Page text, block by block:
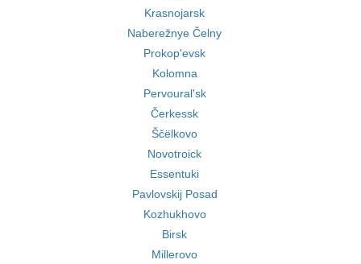
Krasnojarsk
Naberežnye Čelny
Prokop'evsk
Kolomna
Pervoural'sk
Čerkessk
Ščëlkovo
Novotroick
Essentuki
Pavlovskij Posad
Kozhukhovo
Birsk
Millerovo